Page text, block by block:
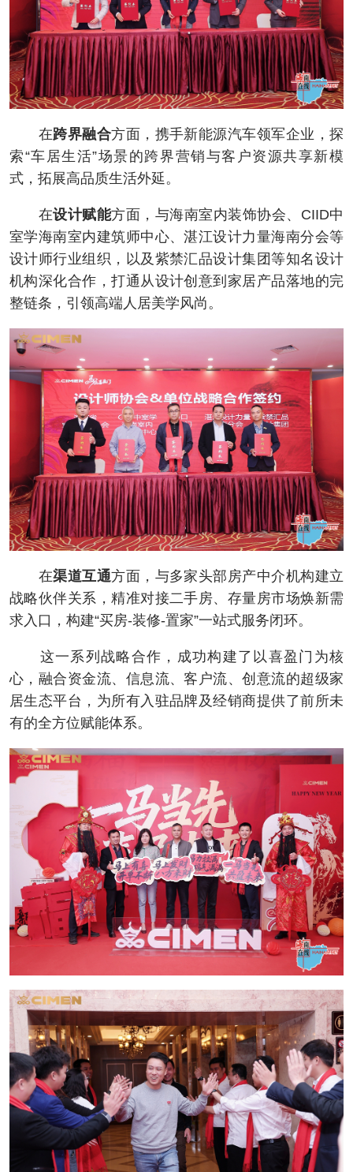
在跨界融合方面，携手新能源汽车领军企业，探
索“车居生活”场景的跨界营销与客户资源共享新模
式，拓展高品质生活外延。
在设计赋能方面，与海南室内装饰协会、CIID中
室学海南室内建筑师中心、湛江设计力量海南分会等
设计师行业组织，以及紫禁汇品设计集团等知名设计
机构深化合作，打通从设计创意到家居产品落地的完
整链条，引领高端人居美学风尚。
在渠道互通方面，与多家头部房产中介机构建立
战略伙伴关系，精准对接二手房、存量房市场焕新需
求入口，构建“买房-装修-置家”一站式服务闭环。
这一系列战略合作，成功构建了以喜盈门为核
心，融合资金流、信息流、客户流、创意流的超级家
居生态平台，为所有入驻品牌及经销商提供了前所未
有的全方位赋能体系。